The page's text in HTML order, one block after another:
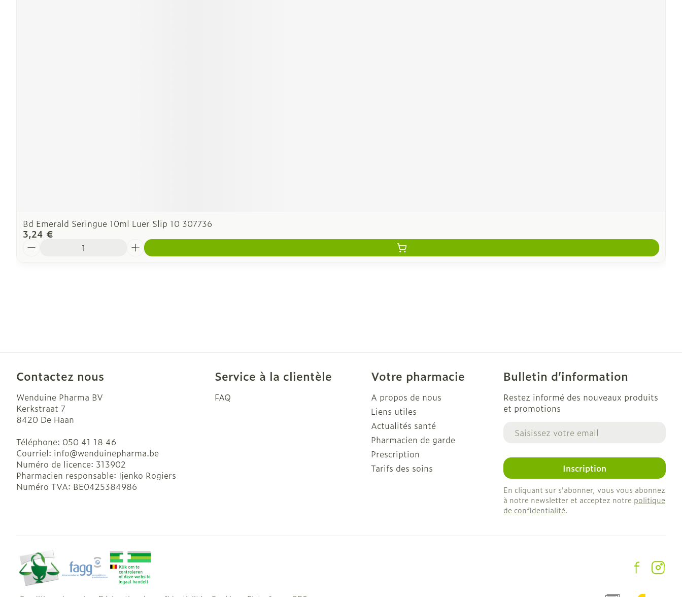
Bd Emerald Seringue 10ml Luer Slip 10 307736
3,24 €
Contactez nous
Wenduine Pharma BV
Kerkstraat 7
8420 De Haan
Téléphone: 050 41 18 46
Courriel: info@wenduinepharma.be
Numéro de licence: 313902
Pharmacien responsable: Ijenko Rogiers
Numéro TVA: BE0425384986
Service à la clientèle
FAQ
Votre pharmacie
A propos de nous
Liens utiles
Actualités santé
Pharmacien de garde
Prescription
Tarifs des soins
Bulletin d’information
Restez informé des nouveaux produits
et promotions
Adresse mail
Inscription
En cliquant sur s'abonner, vous vous abonnez
à notre newsletter et acceptez notre politique
de confidentialité.